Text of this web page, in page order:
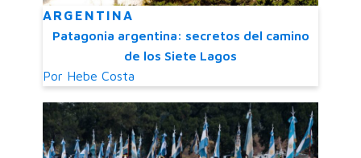
ARGENTINA
Patagonia argentina: secretos del camino
de los Siete Lagos
Por Hebe Costa